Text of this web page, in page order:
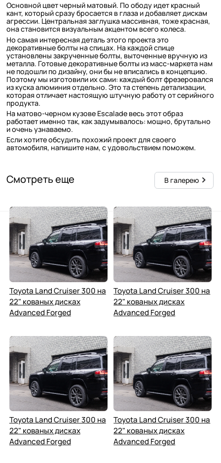
Основной цвет черный матовый. По ободу идет красный
кант, который сразу бросается в глаза и добавляет дискам
агрессии. Центральная заглушка массивная, тоже красная,
она становится визуальным акцентом всего колеса.
Но самая интересная деталь этого проекта это
декоративные болты на спицах. На каждой спице
установлены закрученные болты, выточенные вручную из
металла. Готовые декоративные болты из масс-маркета нам
не подошли по дизайну, они бы не вписались в концепцию.
Поэтому мы изготовили их сами: каждый болт фрезеровался
из куска алюминия отдельно. Это та степень детализации,
которая отличает настоящую штучную работу от серийного
продукта.
На матово-черном кузове Escalade весь этот образ
работает именно так, как задумывалось: мощно, брутально
и очень узнаваемо.
Если хотите обсудить похожий проект для своего
автомобиля, напишите нам, с удовольствием поможем.
Смотреть еще В галерею
Toyota Land Cruiser 300 на
22" кованых дисках
Advanced Forged
Toyota Land Cruiser 300 на
22" кованых дисках
Advanced Forged
Toyota Land Cruiser 300 на
22" кованых дисках
Advanced Forged
Toyota Land Cruiser 300 на
22" кованых дисках
Advanced Forged